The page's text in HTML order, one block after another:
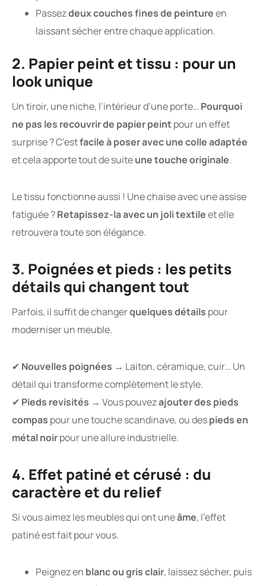
Passezdeux couches fines de peintureen
laissant sécher entre chaque application.
2. Papier peint et tissu : pour un
look unique
Un tiroir, une niche, l’intérieur d’une porte… Pourquoi
ne pas les recouvrir de papier peintpour un effet
surprise ? C’estfacile à poser avec une colle adaptée
et cela apporte tout de suiteune touche originale.
Le tissu fonctionne aussi ! Une chaise avec une assise
fatiguée ?Retapissez-la avec un joli textileet elle
retrouvera toute son élégance.
3. Poignées et pieds : les petits
détails qui changent tout
Parfois, il suffit de changerquelques détails pour
moderniser un meuble.
✔ Nouvelles poignées → Laiton, céramique, cuir… Un
détail qui transforme complètement le style.
✔ Pieds revisités → Vous pouvezajouter des pieds
compas pour une touche scandinave, ou despieds en
métal noirpour une allure industrielle.
4. Effet patiné et cérusé : du
caractère et du relief
Si vous aimez les meubles qui ont uneâme, l’effet
patiné est fait pour vous.
Peignez en blanc ou gris clair, laissez sécher, puis